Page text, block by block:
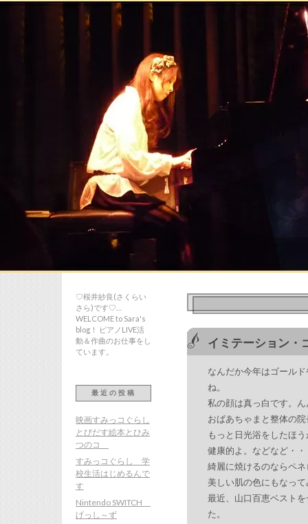
イミテーション・
なんだか今年はゴール
ね。
私の顔は真っ白です。
おばあちゃまと整体の
もっと日光浴をしたほ
健康的よ。などなど・・
綺麗に焼けるのならペ
美しい肌の色にもなっ
最近、山口百恵ベスト
た。
♡桜井紗良(さくらい
さら)です♡…
WELCOME to Sara's
blog！ ピアノLIVE活
動＆作曲のお仕事をし
ています。
最近の投稿
映画すみっコぐらし
とびだす絵本とひみ
つのコ
すみっコぐらし 学
校生活はじめるんで
す
Nintendo SWITCH
げっし～ず